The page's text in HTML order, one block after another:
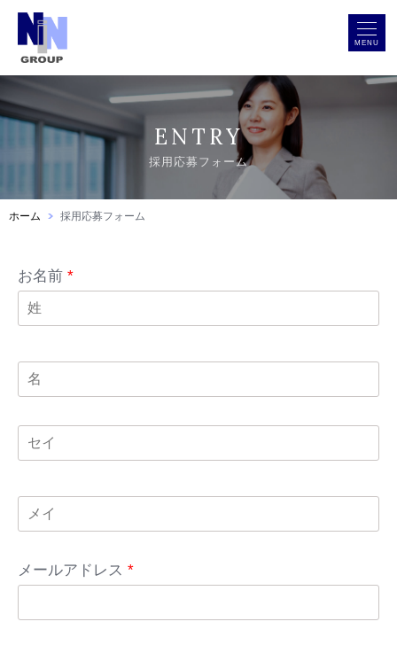
MENU
ENTRY
採用応募フォーム
ホーム 採用応募フォーム
お名前 *
メールアドレス *